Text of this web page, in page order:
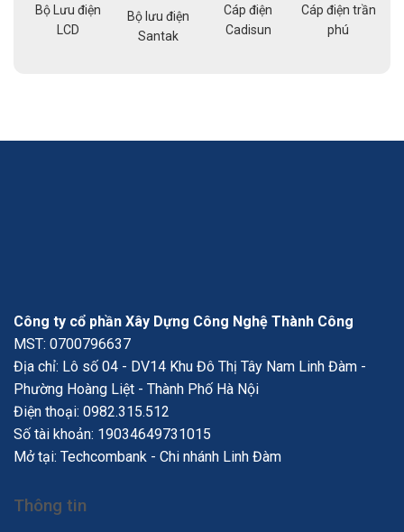
Bộ Lưu điện
LCD
Bộ lưu điện
Santak
Cáp điện
Cadisun
Cáp điện trần
phú
Công ty cổ phần Xây Dựng Công Nghệ Thành Công
MST: 0700796637
Địa chỉ: Lô số 04 - DV14 Khu Đô Thị Tây Nam Linh Đàm -
Phường Hoàng Liệt - Thành Phố Hà Nội
Điện thoại: 0982.315.512
Số tài khoản: 19034649731015
Mở tại: Techcombank - Chi nhánh Linh Đàm
Thông tin